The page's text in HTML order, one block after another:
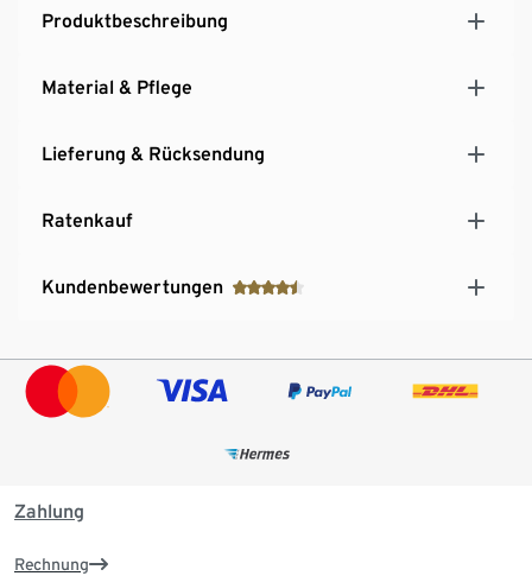
Produktbeschreibung
Material & Pflege
Lieferung & Rücksendung
Ratenkauf
Kundenbewertungen
Zahlung
Rechnung